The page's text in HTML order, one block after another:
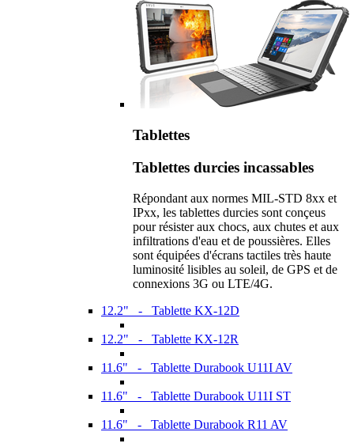
Tablettes
Tablettes durcies incassables
Répondant aux normes MIL-STD 8xx et
IPxx, les tablettes durcies sont conçeus
pour résister aux chocs, aux chutes et aux
infiltrations d'eau et de poussières. Elles
sont équipées d'écrans tactiles très haute
luminosité lisibles au soleil, de GPS et de
connexions 3G ou LTE/4G.
12.2" - Tablette KX-12D
12.2" - Tablette KX-12R
11.6" - Tablette Durabook U11I AV
11.6" - Tablette Durabook U11I ST
11.6" - Tablette Durabook R11 AV